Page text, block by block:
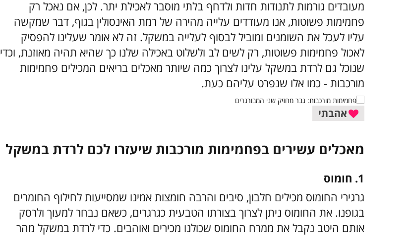
מעובדים גורמות לתנודות חדות ולדחף בלתי מוסבר לאכילת יתר. לכן, אם נאכל רק
פחמימות פשוטות, אנו מעודדים עלייה מהירה של רמת האינסולין בגוף, דבר שמקשה
עליו לעכל את השומנים ומוביל לבסוף לעלייה במשקל. זה לא אומר שעלינו להפסיק
לאכול פחמימות פשוטות, רק לשים לב ולשלוט באכילה שלנו כך שהיא תהיה מאוזנת, וכדי
שנוכל גם לרדת במשקל עלינו לצרוך כמה שיותר מאכלים בריאים המכילים פחמימות
מורכבות - כמו אלו שנפרט עליהם כעת.
אהבתי
מאכלים עשירים בפחמימות מורכבות שיעזרו לכם לרדת במשקל
1. חומוס
גרגירי החומוס מכילים חלבון, סיבים והרבה חומצות אמינו שמסייעות לחילוף החומרים
בגופנו. את החומוס ניתן לצרוך בצורתו הטבעית כגרגרים, כשאם נבחר למעוך ולרסק
אותם היטב נקבל את ממרח החומוס שכולנו מכירים ואוהבים. כדי לרדת במשקל מהר